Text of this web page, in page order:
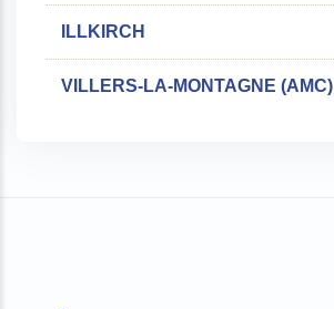
ILLKIRCH
VILLERS-LA-MONTAGNE (AMC)